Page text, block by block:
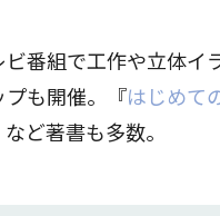
番組で工作や立体
も開催。『はじめて
ど著書も多数。